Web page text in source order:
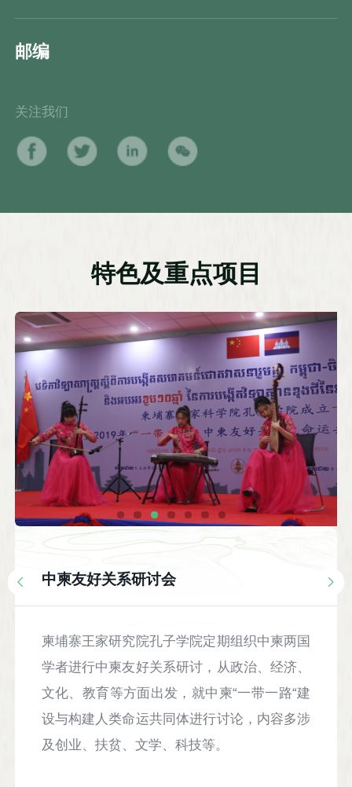
邮编
关注我们
特色及重点项目
中柬友好关系研讨会
柬埔寨王家研究院孔子学院定期组织中柬两国
学者进行中柬友好关系研讨，从政治、经济、
文化、教育等方面出发，就中柬“一带一路“建
设与构建人类命运共同体进行讨论，内容多涉
及创业、扶贫、文学、科技等。